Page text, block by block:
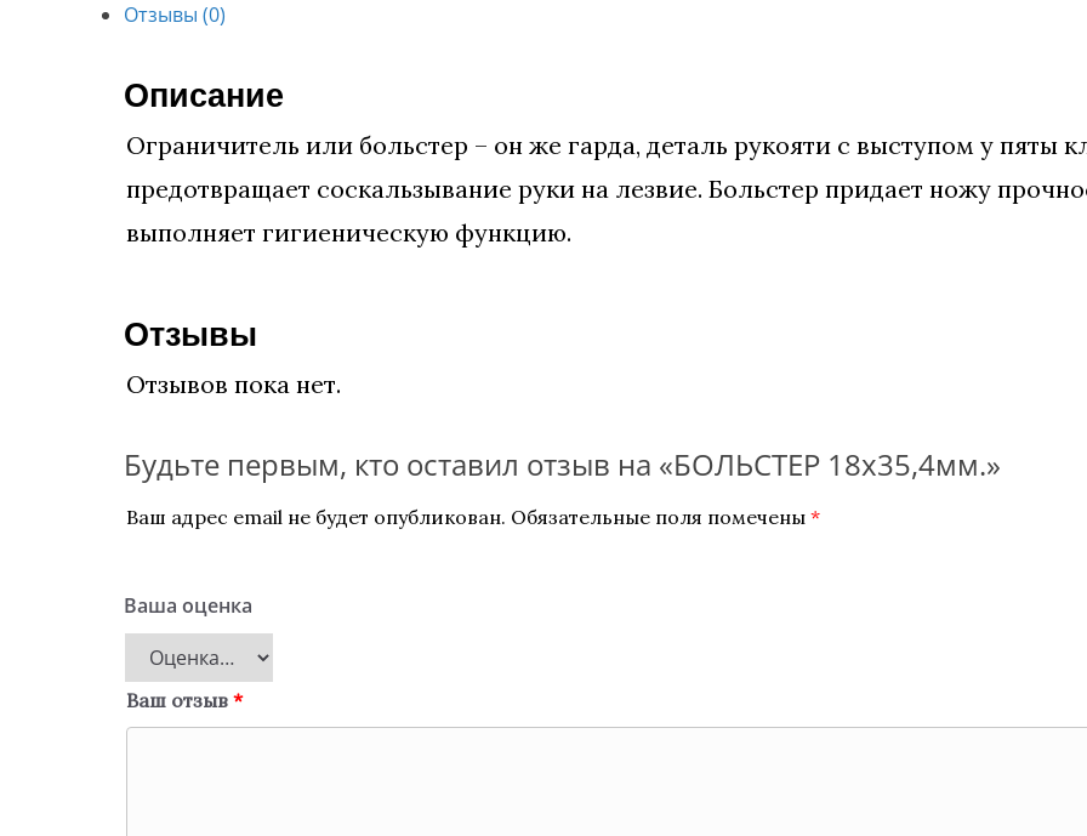
Отзывы (0)
Описание
Ограничитель или больстер – он же гарда, деталь рукояти с выступом у пяты
предотвращает соскальзывание руки на лезвие. Больстер придает ножу
выполняет гигиеническую функцию.
Отзывы
Отзывов пока нет.
Будьте первым, кто оставил отзыв на «БОЛЬСТЕР 18х35,4мм.»
Ваш адрес email не будет опубликован. Обязательные поля помечены *
Ваша оценка
Ваш отзыв *